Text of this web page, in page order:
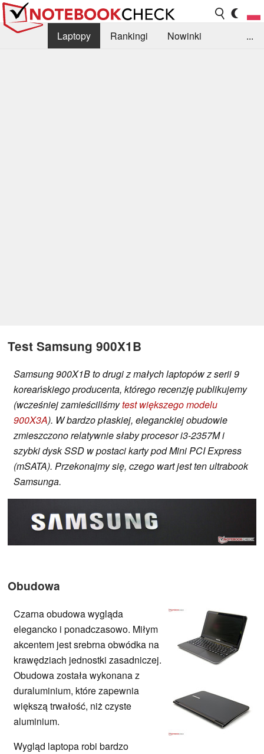
Laptopy Rankingi
Nowinki
...
Test Samsung 900X1B
Samsung 900X1B to drugi z małych laptopów z serii 9
koreańskiego producenta, którego recenzję publikujemy
(wcześniej zamieściliśmytest większego modelu
900X3A). W bardzo płaskiej, eleganckiej obudowie
zmieszczono relatywnie słaby procesor i3-2357M i
szybki dysk SSD w postaci karty pod Mini PCI Express
(mSATA). Przekonajmy się, czego wart jest ten ultrabook
Samsunga.
Obudowa
Czarna obudowa wygląda
elegancko i ponadczasowo. Miłym
akcentem jest srebrna obwódka na
krawędziach jednostki zasadniczej.
Obudowa została wykonana z
duraluminium, które zapewnia
większą trwałość, niż czyste
aluminium.
Wygląd laptopa robi bardzo